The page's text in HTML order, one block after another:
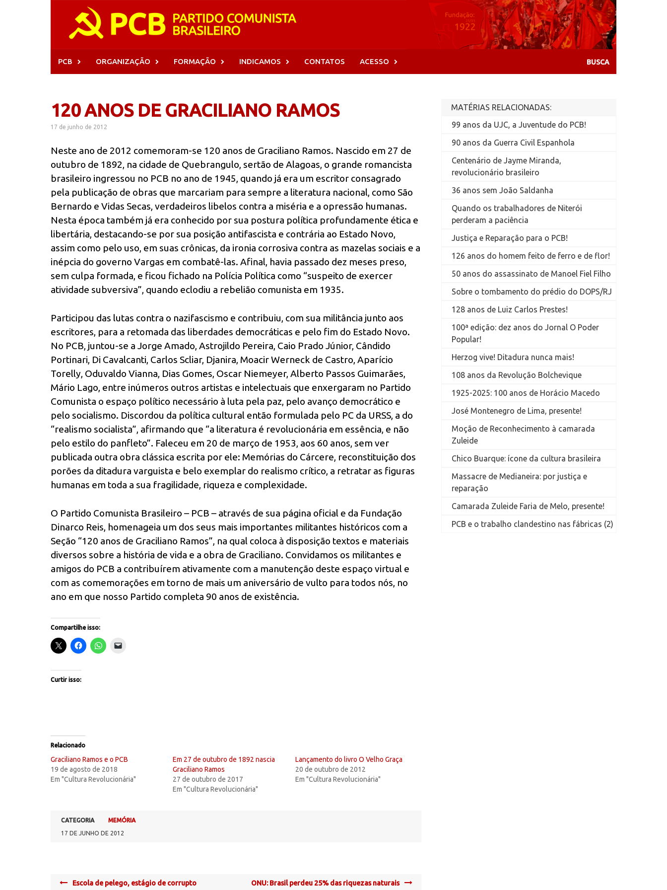
PCB ORGANIZAÇÃO FORMAÇÃO INDICAMOS CONTATOS ACESSO
120 ANOS DE GRACILIANO RAMOS
17 de junho de 2012
Neste ano de 2012 comemoram-se 120 anos de Graciliano Ramos. Nascido em 27 de
outubro de 1892, na cidade de Quebrangulo, sertão de Alagoas, o grande romancista
brasileiro ingressou no PCB no ano de 1945, quando já era um escritor consagrado
pela publicação de obras que marcariam para sempre a literatura nacional, como São
Bernardo e Vidas Secas, verdadeiros libelos contra a miséria e a opressão humanas.
Nesta época também já era conhecido por sua postura política profundamente ética e
libertária, destacando-se por sua posição antifascista e contrária ao Estado Novo,
assim como pelo uso, em suas crônicas, da ironia corrosiva contra as mazelas sociais e a
inépcia do governo Vargas em combatê-las. Afinal, havia passado dez meses preso,
sem culpa formada, e ficou fichado na Polícia Política como “suspeito de exercer
atividade subversiva”, quando eclodiu a rebelião comunista em 1935.
Participou das lutas contra o nazifascismo e contribuiu, com sua militância junto aos
escritores, para a retomada das liberdades democráticas e pelo fim do Estado Novo.
No PCB, juntou-se a Jorge Amado, Astrojildo Pereira, Caio Prado Júnior, Cândido
Portinari, Di Cavalcanti, Carlos Scliar, Djanira, Moacir Werneck de Castro, Aparício
Torelly, Oduvaldo Vianna, Dias Gomes, Oscar Niemeyer, Alberto Passos Guimarães,
Mário Lago, entre inúmeros outros artistas e intelectuais que enxergaram no Partido
Comunista o espaço político necessário à luta pela paz, pelo avanço democrático e
pelo socialismo. Discordou da política cultural então formulada pelo PC da URSS, a do
“realismo socialista”, afirmando que “a literatura é revolucionária em essência, e não
pelo estilo do panfleto”. Faleceu em 20 de março de 1953, aos 60 anos, sem ver
publicada outra obra clássica escrita por ele: Memórias do Cárcere, reconstituição dos
porões da ditadura varguista e belo exemplar do realismo crítico, a retratar as figuras
humanas em toda a sua fragilidade, riqueza e complexidade.
O Partido Comunista Brasileiro – PCB – através de sua página oficial e da Fundação
Dinarco Reis, homenageia um dos seus mais importantes militantes históricos com a
Seção “120 anos de Graciliano Ramos”, na qual coloca à disposição textos e materiais
diversos sobre a história de vida e a obra de Graciliano. Convidamos os militantes e
amigos do PCB a contribuírem ativamente com a manutenção deste espaço virtual e
com as comemorações em torno de mais um aniversário de vulto para todos nós, no
ano em que nosso Partido completa 90 anos de existência.
Compartilhe isso:
Curtir isso:
Relacionado
Graciliano Ramos e o PCB
19 de agosto de 2018
Em "Cultura Revolucionária"
Em 27 de outubro de 1892 nascia
Graciliano Ramos
27 de outubro de 2017
Em "Cultura Revolucionária"
Lançamento do livro O Velho Graça
20 de outubro de 2012
Em "Cultura Revolucionária"
CATEGORIA
MEMÓRIA
17 DE JUNHO DE 2012
PostEscola de pelego, estágio de corrupto ONU: Brasil perdeu 25% das riquezas naturais
MATÉRIAS RELACIONADAS:
99 anos da UJC, a Juventude do PCB!
90 anos da Guerra Civil Espanhola
Centenário de Jayme Miranda,
revolucionário brasileiro
36 anos sem João Saldanha
Quando os trabalhadores de Niterói
perderam a paciência
Justiça e Reparação para o PCB!
126 anos do homem feito de ferro e de flor!
50 anos do assassinato de Manoel Fiel Filho
Sobre o tombamento do prédio do DOPS/RJ
128 anos de Luiz Carlos Prestes!
100ª edição: dez anos do Jornal O Poder
Popular!
Herzog vive! Ditadura nunca mais!
108 anos da Revolução Bolchevique
1925-2025: 100 anos de Horácio Macedo
José Montenegro de Lima, presente!
Moção de Reconhecimento à camarada
Zuleide
Chico Buarque: ícone da cultura brasileira
Massacre de Medianeira: por justiça e
reparação
Camarada Zuleide Faria de Melo, presente!
PCB e o trabalho clandestino nas fábricas (2)